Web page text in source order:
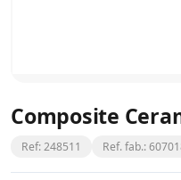
Composite
Ref: 248511 Ref. fab.: